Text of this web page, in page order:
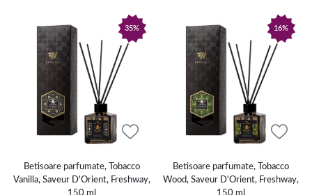
încăperi și îți permit să controlezi cantitatea folosită. Aparatele automate
eliberează parfumul periodic, conform setărilor disponibile, în timp ce
difuzoarele cu bețișoare contribuie la răspândirea treptată a aromei, fără
pulverizare.
Pentru parfumarea dulapurilor, sertarelor sau spațiilor de depozitare poți
alege pliculețe parfumate, disponibile în diferite arome. Granulele pentru
aspirator se utilizează conform instrucțiunilor producătorului și eliberează
parfumul în timpul aspirării.
Cum alegi odorizantul de cameră
potrivit
35%
Betisoare parfumate, Tobacco
Vanilla, Saveur D'Orient, Freshway,
16%
Betisoare parfumate, Tobacco
Wood, Saveur D'Orient, Freshway,